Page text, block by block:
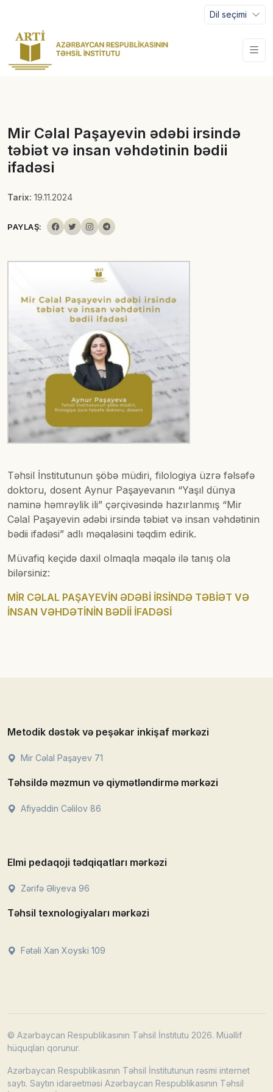
Dil seçimi
Mir Cəlal Paşayevin ədəbi irsində
təbiət və insan vəhdətinin bədii
ifadəsi
Tarix: 19.11.2024
PAYLAŞ:
Təhsil İnstitutunun şöbə müdiri, filologiya üzrə fəlsəfə
doktoru, dosent Aynur Paşayevanın “Yaşıl dünya
naminə həmrəylik ili” çərçivəsində hazırlanmış “Mir
Cəlal Paşayevin ədəbi irsində təbiət və insan vəhdətinin
bədii ifadəsi” adlı məqaləsini təqdim edirik.
Müvafiq keçidə daxil olmaqla məqalə ilə tanış ola
bilərsiniz:
MİR CƏLAL PAŞAYEVİN ƏDƏBİ İRSİNDƏ TƏBİƏT VƏ
İNSAN VƏHDƏTİNİN BƏDİİ İFADƏSİ
Metodik dəstək və peşəkar inkişaf mərkəzi
Mir Cəlal Paşayev 71
Təhsildə məzmun və qiymətləndirmə mərkəzi
Afiyəddin Cəlilov 86
Elmi pedaqoji tədqiqatları mərkəzi
Zərifə Əliyeva 96
Təhsil texnologiyaları mərkəzi
Fətəli Xan Xoyski 109
© Azərbaycan Respublikasının Təhsil İnstitutu 2026. Müəllif
hüquqları qorunur.
Azərbaycan Respublikasının Təhsil İnstitutunun rəsmi internet
saytı. Saytın idarəetməsi Azərbaycan Respublikasının Təhsil